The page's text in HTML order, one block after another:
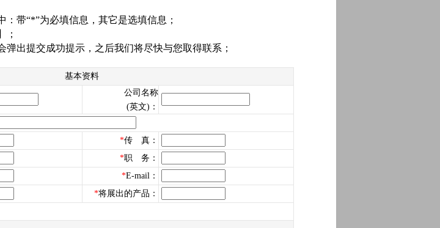
带“*”为必填信息，其它是选填信息；
；
弹出提交成功提示，之后我们将尽快与您取得联系；
基本资料
公司名称
(英文)：
*传 真：
*职 务：
*E-mail：
*将展出的产品：